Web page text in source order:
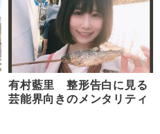
有村藍里 整形告白に見る
芸能界向きのメンタリティ